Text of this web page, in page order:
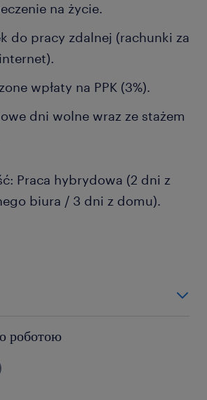
na życie.
do pracy zdalnej (rachunki za
wpłaty na PPK (3%).
dni wolne wraz ze stażem
Praca hybrydowa (2 dni z
biura / 3 dni z domu).
роботою